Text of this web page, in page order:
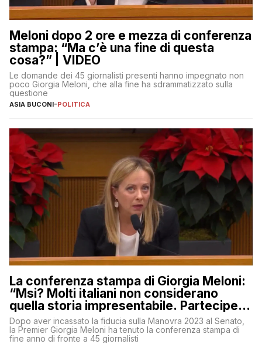
Meloni dopo 2 ore e mezza di conferenza
stampa: “Ma c’è una fine di questa
cosa?” | VIDEO
Le domande dei 45 giornalisti presenti hanno impegnato non
poco Giorgia Meloni, che alla fine ha sdrammatizzato sulla
questione
ASIA BUCONI-POLITICA
La conferenza stampa di Giorgia Meloni:
“Msi? Molti italiani non considerano
quella storia impresentabile. Parteciperò
al 25 aprile”
Dopo aver incassato la fiducia sulla Manovra 2023 al Senato,
la Premier Giorgia Meloni ha tenuto la conferenza stampa di
fine anno di fronte a 45 giornalisti